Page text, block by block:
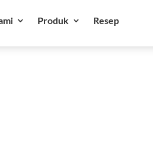
Produk Resep